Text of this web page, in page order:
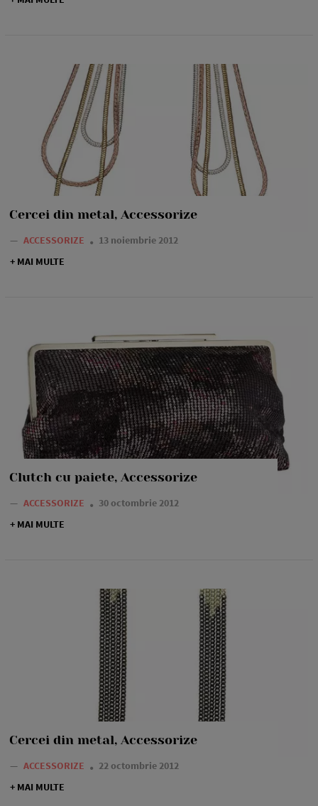
Cercei din metal, Accessorize
— ACCESSORIZE
13 noiembrie 2012
+ MAI MULTE
Clutch cu paiete, Accessorize
— ACCESSORIZE
30 octombrie 2012
+ MAI MULTE
Cercei din metal, Accessorize
— ACCESSORIZE
22 octombrie 2012
+ MAI MULTE